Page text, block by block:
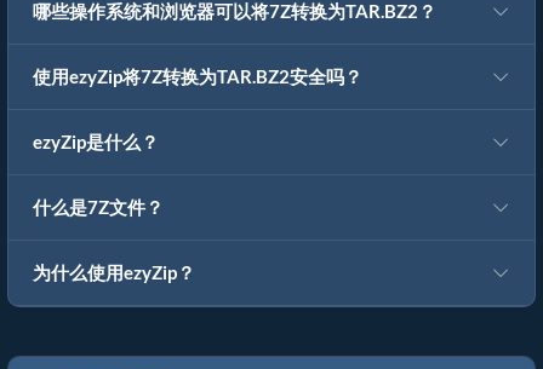
哪些操作系统和浏览器可以将7Z转换为TAR.BZ2？
使用ezyZip将7Z转换为TAR.BZ2安全吗？
ezyZip是什么？
什么是7Z文件？
为什么使用ezyZip？